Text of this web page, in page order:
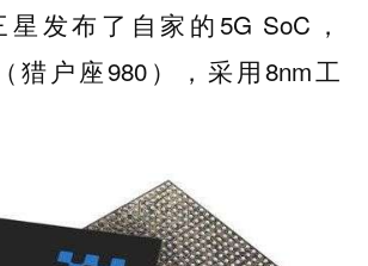
发布了自家的5G SoC，
猎户座980），采用8nm工